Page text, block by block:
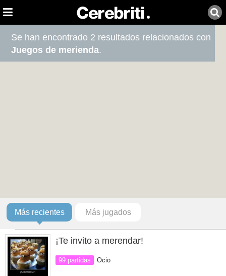
Se han encontrado 2 resultados relacionados con
Juegos de merienda.
Más recientes Más jugados
¡Te invito a merendar!
99 partidas Ocio